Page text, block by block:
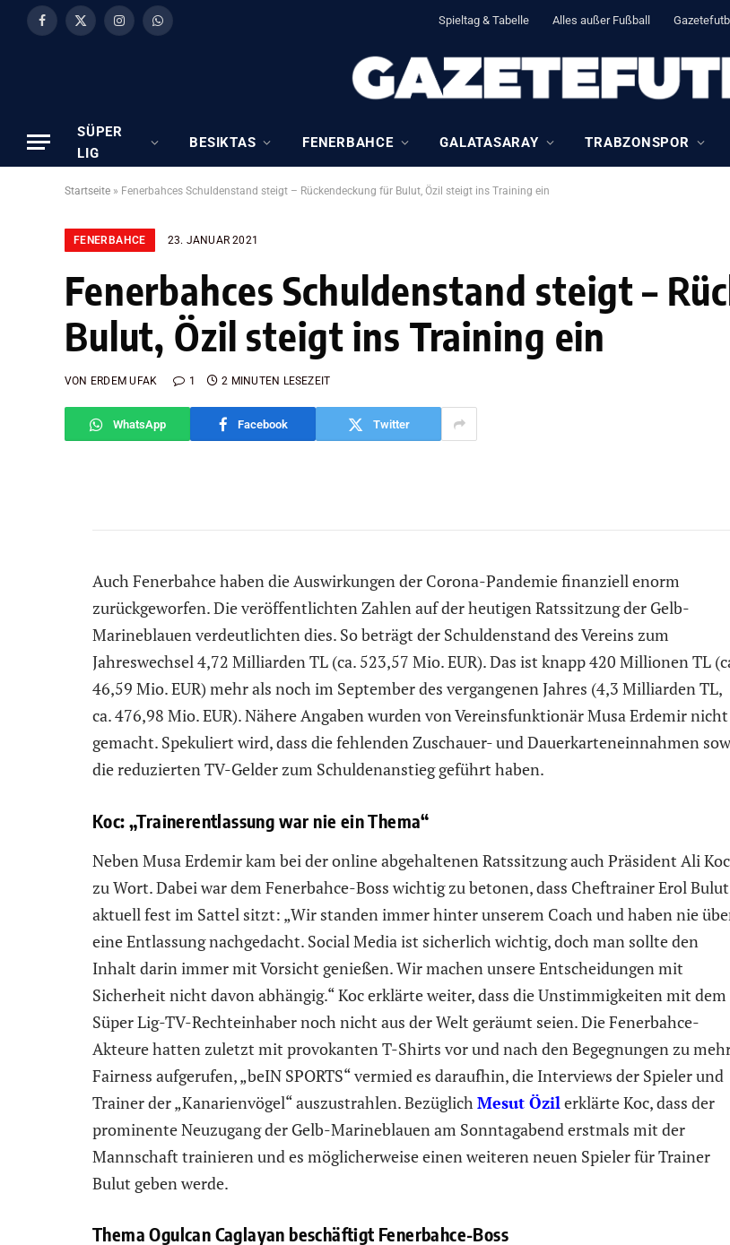
Facebook
X
InstagramWhatsApp Spieltag & Tabelle Alles außer Fußball
SÜPER
LIG
BESIKTAS FENERBAHCE GALATASARAY TRABZONSPOR
Startseite » Fenerbahces Schuldenstand steigt – Rückendeckung für Bulut, Özil steigt ins Training ein
FENERBAHCE 23. JANUAR 2021
Fenerbahces Schuldenstand steigt –
Bulut, Özil steigt ins Training ein
VON ERDEM UFAK 1 2 MINUTEN LESEZEIT
WhatsApp Facebook Twitter
Auch Fenerbahce haben die Auswirkungen der Corona-Pandemie finanziell enorm
zurückgeworfen. Die veröffentlichten Zahlen auf der heutigen Ratssitzung der Gelb-
Marineblauen verdeutlichten dies. So beträgt der Schuldenstand des Vereins zum
Jahreswechsel 4,72 Milliarden TL (ca. 523,57 Mio. EUR). Das ist knapp 420 Millionen TL
46,59 Mio. EUR) mehr als noch im September des vergangenen Jahres (4,3 Milliarden TL,
ca. 476,98 Mio. EUR). Nähere Angaben wurden von Vereinsfunktionär Musa Erdemir nicht
gemacht. Spekuliert wird, dass die fehlenden Zuschauer- und Dauerkarteneinnahmen
die reduzierten TV-Gelder zum Schuldenanstieg geführt haben.
Koc: „Trainerentlassung war nie ein Thema“
Neben Musa Erdemir kam bei der online abgehaltenen Ratssitzung auch Präsident Ali Koc
zu Wort. Dabei war dem Fenerbahce-Boss wichtig zu betonen, dass Cheftrainer Erol Bulut
aktuell fest im Sattel sitzt: „Wir standen immer hinter unserem Coach und haben nie
eine Entlassung nachgedacht. Social Media ist sicherlich wichtig, doch man sollte den
Inhalt darin immer mit Vorsicht genießen. Wir machen unsere Entscheidungen mit
Sicherheit nicht davon abhängig.“ Koc erklärte weiter, dass die Unstimmigkeiten mit dem
Süper Lig-TV-Rechteinhaber noch nicht aus der Welt geräumt seien. Die Fenerbahce-
Akteure hatten zuletzt mit provokanten T-Shirts vor und nach den Begegnungen zu
Fairness aufgerufen, „beIN SPORTS“ vermied es daraufhin, die Interviews der Spieler und
Trainer der „Kanarienvögel“ auszustrahlen. Bezüglich Mesut Özil erklärte Koc, dass der
prominente Neuzugang der Gelb-Marineblauen am Sonntagabend erstmals mit der
Mannschaft trainieren und es möglicherweise einen weiteren neuen Spieler für Trainer
Bulut geben werde.
Thema Ogulcan Caglayan beschäftigt Fenerbahce-Boss